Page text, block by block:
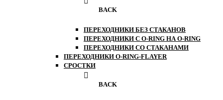
BACK
ПЕРЕХОДНИКИ БЕЗ СТАКАНОВ
ПЕРЕХОДНИКИ С O-RING НА O-RING
ПЕРЕХОДНИКИ СО СТАКАНАМИ
ПЕРЕХОДНИКИ O-RING-FLAYER
СРОСТКИ
BACK